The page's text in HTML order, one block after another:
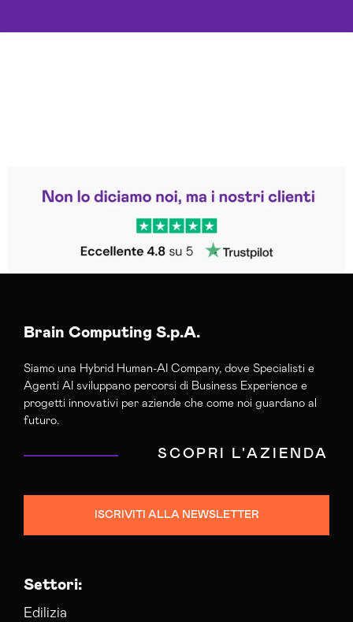
Trustpilot
Brain Computing S.p.A.
Siamo una Hybrid Human-AI Company, dove Specialisti e
Agenti AI sviluppano percorsi di Business Experience e
progetti innovativi per aziende che come noi guardano al
futuro.
SCOPRI L'AZIENDA
ISCRIVITI ALLA NEWSLETTER
Settori:
Edilizia